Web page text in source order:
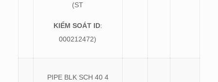
(ST
KIỂM SOÁT ID:
000212472)
PIPE BLK SCH 40 4